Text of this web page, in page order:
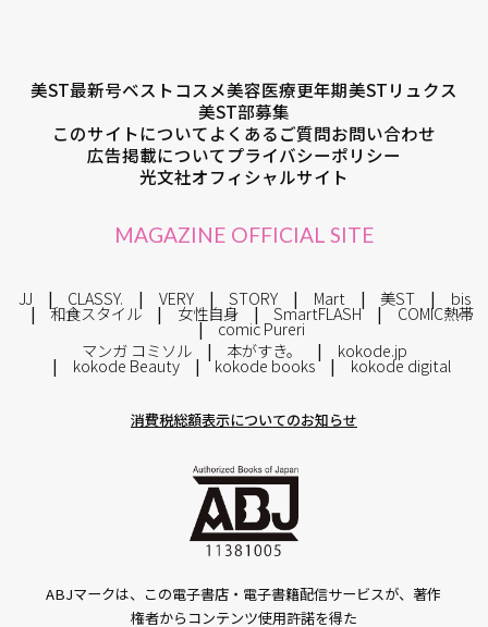
美ST最新号ベストコスメ美容医療更年期美STリュクス
美ST部募集
このサイトについてよくあるご質問お問い合わせ
広告掲載についてプライバシーポリシー
光文社オフィシャルサイト
MAGAZINE OFFICIAL SITE
JJ CLASSY. VERY STORY Mart 美ST bis
和食スタイル 女性自身 SmartFLASH COMIC熱帯
comic Pureri
マンガ コミソル
本がすき。 kokode.jp
kokode Beauty kokode books kokode digital
消費税総額表示についてのお知らせ
ABJマークは、この電子書店・電子書籍配信サービスが、著作
権者からコンテンツ使用許諾を得た